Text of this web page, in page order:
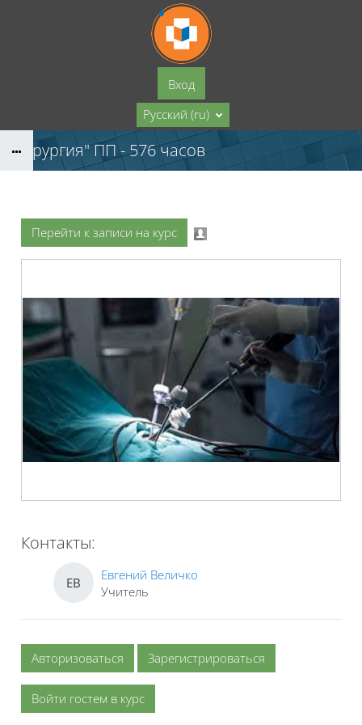
Перейти к основному содержанию
Вход
Русский ‎(ru)‎
"Хирургия" ПП - 576 часов
Перейти к записи на курс
Контакты:
ЕВ
Евгений Величко
Учитель
Авторизоваться Зарегистрироваться
Войти гостем в курс